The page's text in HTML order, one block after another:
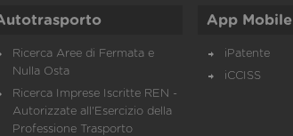
Ricerca Aree di Fermata e
Nulla Osta
Ricerca Imprese Iscritte REN -
Autorizzate all'Esercizio della
Professione Trasporto
App Mobile
iPatente
iCCISS